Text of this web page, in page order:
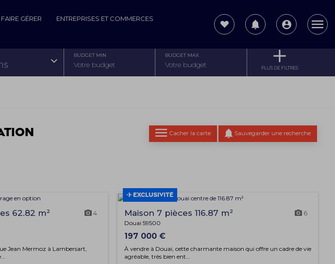
FAIRE GÉRER
ENTREPRISES ET COMMERCES
BUDGET MIN BUDGET MAX
PLUS DE FILTRES
Cacher la carte Sauvegarder une recherche
62.82 m² 4
Jean Mermoz à Lambersart,
EXCLUSIVITÉ
Maison 7 pièces 116.87 m² 6
Douai 59500
197 000 €
À vendre à Douai, cette charmante maison qui offre un cadre de vie
agréable, très bien ent...